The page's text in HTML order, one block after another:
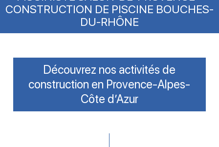
CONSTRUCTION DE PISCINE BOUCHES-
DU-RHÔNE
Découvrez nos activités de
construction en Provence-Alpes-
Côte d’Azur